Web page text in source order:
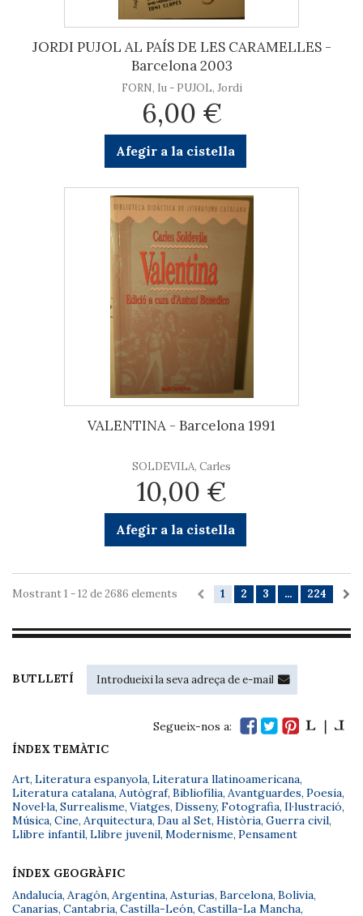
JORDI PUJOL AL PAÍS DE LES CARAMELLES -
Barcelona 2003
FORN, Iu - PUJOL, Jordi
6,00 €
Afegir a la cistella
VALENTINA - Barcelona 1991
SOLDEVILA, Carles
10,00 €
Afegir a la cistella
1 2 3 ... 224
Mostrant 1 - 12 de 2686 elements
BUTLLETÍ
Segueix-nos a:
ÍNDEX TEMÀTIC
Art, Literatura espanyola, Literatura llatinoamericana,
Literatura catalana, Autògraf, Bibliofília, Avantguardes, Poesia,
Novel·la, Surrealisme, Viatges, Disseny, Fotografia, Il·lustració,
Música, Cine, Arquitectura, Dau al Set, Història, Guerra civil,
Llibre infantil, Llibre juvenil, Modernisme, Pensament
ÍNDEX GEOGRÀFIC
Andalucía, Aragón, Argentina, Asturias, Barcelona, Bolivia,
Canarias, Cantabria, Castilla-León, Castilla-La Mancha,